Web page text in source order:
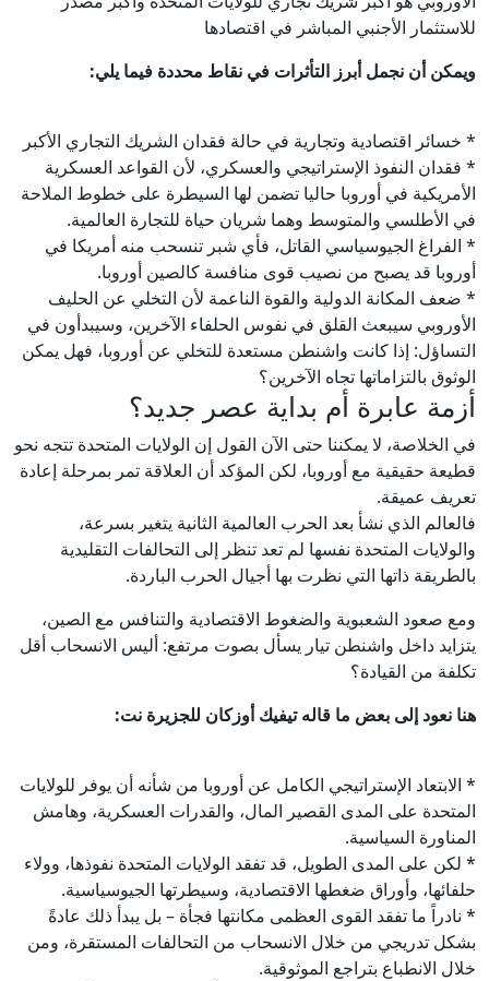
للاستثمار الأجنبي المباشر في اقتصادها
ويمكن أن نجمل أبرز التأثرات في نقاط محددة فيما يلي:
* خسائر اقتصادية وتجارية في حالة فقدان الشريك التجاري الأكبر
* فقدان النفوذ الإستراتيجي والعسكري، لأن القواعد العسكرية
الأمريكية في أوروبا حاليا تضمن لها السيطرة على خطوط الملاحة
في الأطلسي والمتوسط وهما شريان حياة للتجارة العالمية.
* الفراغ الجيوسياسي القاتل، فأي شبر تنسحب منه أمريكا في
أوروبا قد يصبح من نصيب قوى منافسة كالصين أوروبا.
* ضعف المكانة الدولية والقوة الناعمة لأن التخلي عن الحليف
الأوروبي سيبعث القلق في نفوس الحلفاء الآخرين، وسيبدأون في
التساؤل: إذا كانت واشنطن مستعدة للتخلي عن أوروبا، فهل يمكن
الوثوق بالتزاماتها تجاه الآخرين؟
أزمة عابرة أم بداية عصر جديد؟
في الخلاصة، لا يمكننا حتى الآن القول إن الولايات المتحدة تتجه نحو
قطيعة حقيقية مع أوروبا، لكن المؤكد أن العلاقة تمر بمرحلة إعادة
تعريف عميقة.
فالعالم الذي نشأ بعد الحرب العالمية الثانية يتغير بسرعة،
والولايات المتحدة نفسها لم تعد تنظر إلى التحالفات التقليدية
بالطريقة ذاتها التي نظرت بها أجيال الحرب الباردة.
ومع صعود الشعبوية والضغوط الاقتصادية والتنافس مع الصين،
يتزايد داخل واشنطن تيار يسأل بصوت مرتفع: أليس الانسحاب أقل
تكلفة من القيادة؟
هنا نعود إلى بعض ما قاله تيفيك أوزكان للجزيرة نت:
* الابتعاد الإستراتيجي الكامل عن أوروبا من شأنه أن يوفر للولايات
المتحدة على المدى القصير المال، والقدرات العسكرية، وهامش
المناورة السياسية.
* لكن على المدى الطويل، قد تفقد الولايات المتحدة نفوذها، وولاء
حلفائها، وأوراق ضغطها الاقتصادية، وسيطرتها الجيوسياسية.
* نادراً ما تفقد القوى العظمى مكانتها فجأة – بل يبدأ ذلك عادةً
بشكل تدريجي من خلال الانسحاب من التحالفات المستقرة، ومن
خلال الانطباع بتراجع الموثوقية.